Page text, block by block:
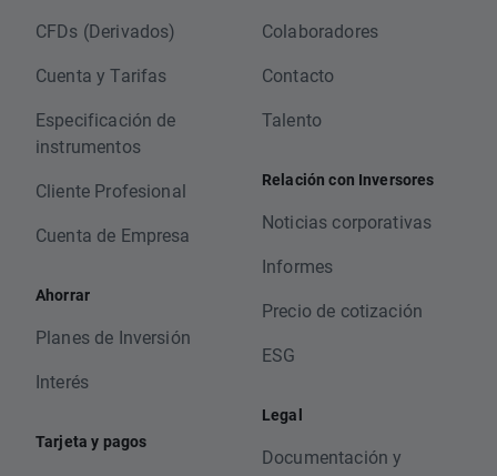
CFDs (Derivados)
Cuenta y Tarifas
Especificación de
instrumentos
Cliente Profesional
Cuenta de Empresa
Ahorrar
Planes de Inversión
Interés
Tarjeta y pagos
Colaboradores
Contacto
Talento
Relación con Inversores
Noticias corporativas
Informes
Precio de cotización
ESG
Legal
Documentación y